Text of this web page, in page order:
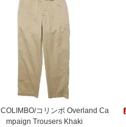
COLIMBO/コリンボ Overland Ca
mpaign Trousers Khaki